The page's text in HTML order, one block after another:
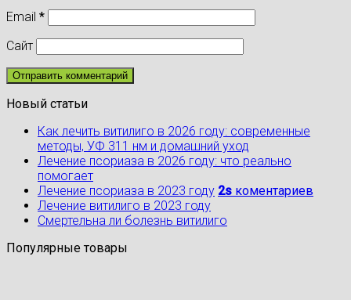
Email *
Сайт
Новый статьи
Как лечить витилиго в 2026 году: современные
методы, УФ 311 нм и домашний уход
Лечение псориаза в 2026 году: что реально
помогает
Лечение псориаза в 2023 году 2s коментариев
Лечение витилиго в 2023 году
Cмертельна ли болезнь витилиго
Популярные товары